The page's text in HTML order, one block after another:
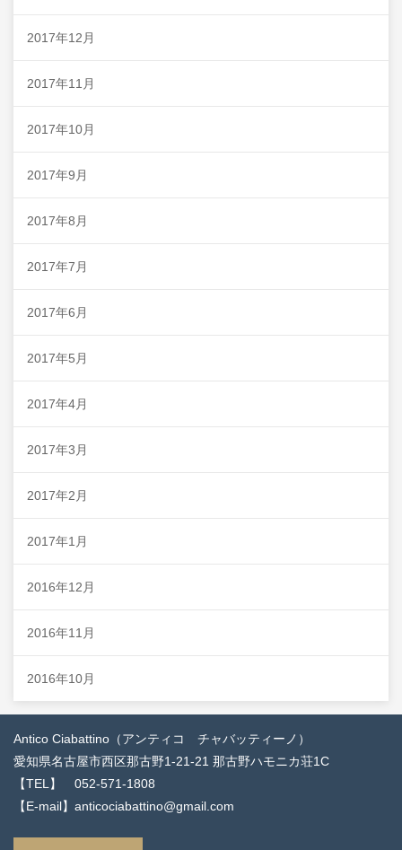
2017年12月
2017年11月
2017年10月
2017年9月
2017年8月
2017年7月
2017年6月
2017年5月
2017年4月
2017年3月
2017年2月
2017年1月
2016年12月
2016年11月
2016年10月
Antico Ciabattino（アンティコ チャバッティーノ）
愛知県名古屋市西区那古野1-21-21 那古野ハモニカ荘1C
【TEL】 052-571-1808
【E-mail】anticociabattino@gmail.com